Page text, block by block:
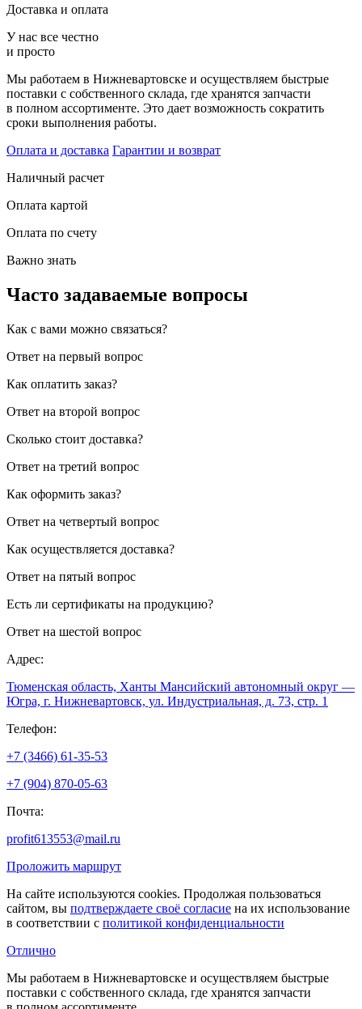
Доставка и оплата
У нас все честно
и просто
Мы работаем в Нижневартовске и осуществляем быстрые
поставки с собственного склада, где хранятся запчасти
в полном ассортименте. Это дает возможность сократить
сроки выполнения работы.
Оплата и доставка Гарантии и возврат
Наличный расчет
Оплата картой
Оплата по счету
Важно знать
Часто задаваемые вопросы
Как с вами можно связаться?
Ответ на первый вопрос
Как оплатить заказ?
Ответ на второй вопрос
Сколько стоит доставка?
Ответ на третий вопрос
Как оформить заказ?
Ответ на четвертый вопрос
Как осуществляется доставка?
Ответ на пятый вопрос
Есть ли сертификаты на продукцию?
Ответ на шестой вопрос
Адрес:
Тюменская область, Ханты Мансийский автономный округ —
Югра, г. Нижневартовск, ул. Индустриальная, д. 73, стр. 1
Телефон:
+7 (3466) 61-35-53
+7 (904) 870-05-63
Почта:
profit613553@mail.ru
Проложить маршрут
На сайте используются cookies. Продолжая пользоваться
сайтом, вы подтверждаете своё согласие на их использование
в соответствии с политикой конфиденциальности
Отлично
Мы работаем в Нижневартовске и осуществляем быстрые
поставки с собственного склада, где хранятся запчасти